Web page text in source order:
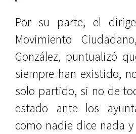
Por su parte, el
Movimiento
González, puntualizó
siempre han existido,
solo partido, si no de
estado ante los
como nadie dice nada